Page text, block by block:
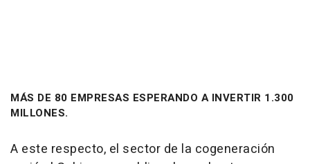
MÁS DE 80 EMPRESAS ESPERANDO A INVERTIR 1.300
MILLONES.
A este respecto, el sector de la cogeneración